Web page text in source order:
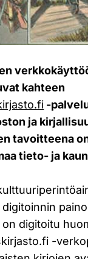
kahteen
-
ja
tavoitteena
tieto- ja
digitoitu
-